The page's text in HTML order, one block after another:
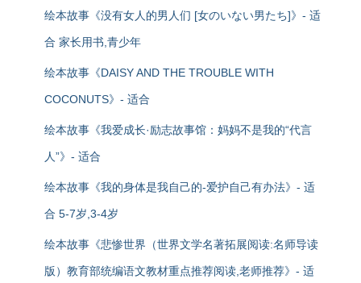
绘本故事《没有女人的男人们 [女のいない男たち]》- 适
合 家长用书,青少年
绘本故事《DAISY AND THE TROUBLE WITH
COCONUTS》- 适合
绘本故事《我爱成长·励志故事馆：妈妈不是我的“代言
人”》- 适合
绘本故事《我的身体是我自己的-爱护自己有办法》- 适
合 5-7岁,3-4岁
绘本故事《悲惨世界（世界文学名著拓展阅读:名师导读
版）教育部统编语文教材重点推荐阅读,老师推荐》- 适